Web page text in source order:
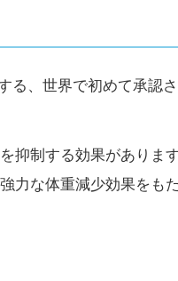
る、世界で初めて承認
抑制する効果がありま
力な体重減少効果をも